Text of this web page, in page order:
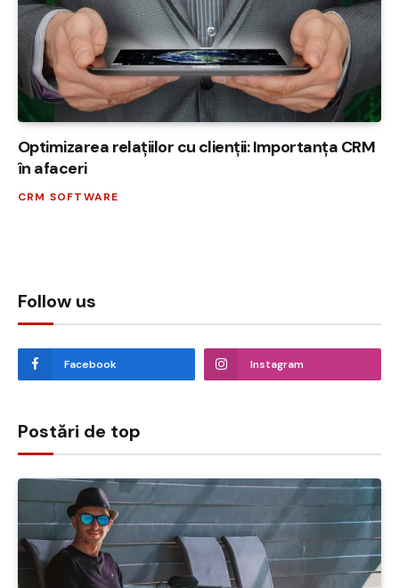
Optimizarea relațiilor cu clienții: Importanța CRM
în afaceri
CRM SOFTWARE
Follow us
Facebook Instagram
Postări de top